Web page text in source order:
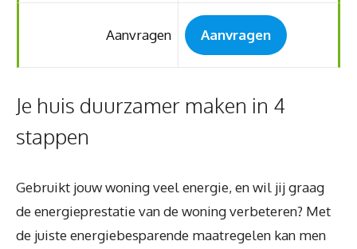
Aanvragen Aanvragen
Je huis duurzamer maken in 4
stappen
Gebruikt jouw woning veel energie, en wil jij graag
de energieprestatie van de woning verbeteren? Met
de juiste energiebesparende maatregelen kan men